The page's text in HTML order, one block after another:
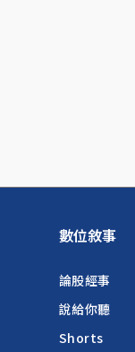
數位敘事
論股經事
說給你聽
Shorts